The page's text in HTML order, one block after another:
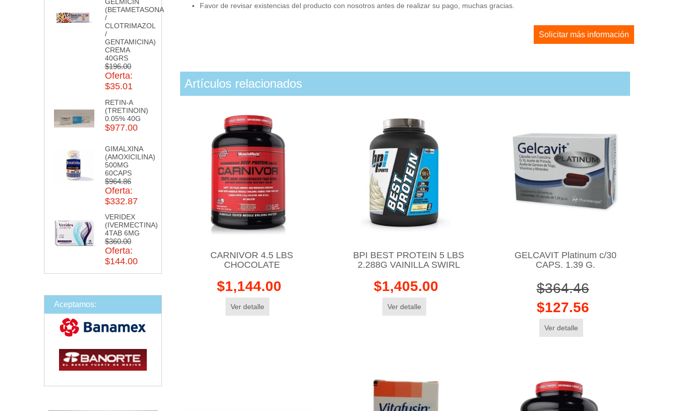
(BETAMETASONA
/
CLOTRIMAZOL
/
GENTAMICINA)
CREMA
40GRS
$196.00
Oferta:
$35.01
RETIN-A
(TRETINOIN)
0.05% 40G
$977.00
GIMALXINA
(AMOXICILINA)
500MG
60CAPS
$964.86
Oferta:
$332.87
VERIDEX
(IVERMECTINA)
4TAB 6MG
$360.00
Oferta:
$144.00
Aceptamos:
Favor de revisar existencias del producto con nosotros antes de realizar su pago, muchas gracias.
Solicitar más información
Artículos relacionados
CARNIVOR 4.5 LBS
CHOCOLATE
$1,144.00
Ver detalle
BPI BEST PROTEIN 5 LBS
2.288G VAINILLA SWIRL
$1,405.00
Ver detalle
GELCAVIT Platinum c/30
CAPS. 1.39 G.
$364.46
$127.56
Ver detalle